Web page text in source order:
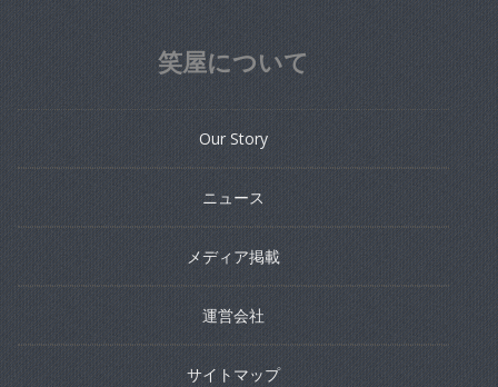
笑屋について
Our Story
ニュース
メディア掲載
運営会社
サイトマップ